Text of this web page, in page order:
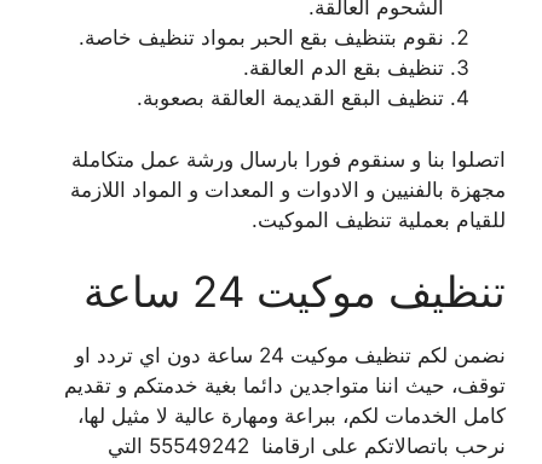
الشحوم العالقة.
نقوم بتنظيف بقع الحبر بمواد تنظيف خاصة.
تنظيف بقع الدم العالقة.
تنظيف البقع القديمة العالقة بصعوبة.
اتصلوا بنا و سنقوم فورا بارسال ورشة عمل متكاملة
مجهزة بالفنيين و الادوات و المعدات و المواد اللازمة
للقيام بعملية تنظيف الموكيت.
تنظيف موكيت 24 ساعة
نضمن لكم تنظيف موكيت 24 ساعة دون اي تردد او
توقف، حيث اننا متواجدين دائما بغية خدمتكم و تقديم
كامل الخدمات لكم، ببراعة ومهارة عالية لا مثيل لها،
نرحب باتصالاتكم على ارقامنا 55549242 التي